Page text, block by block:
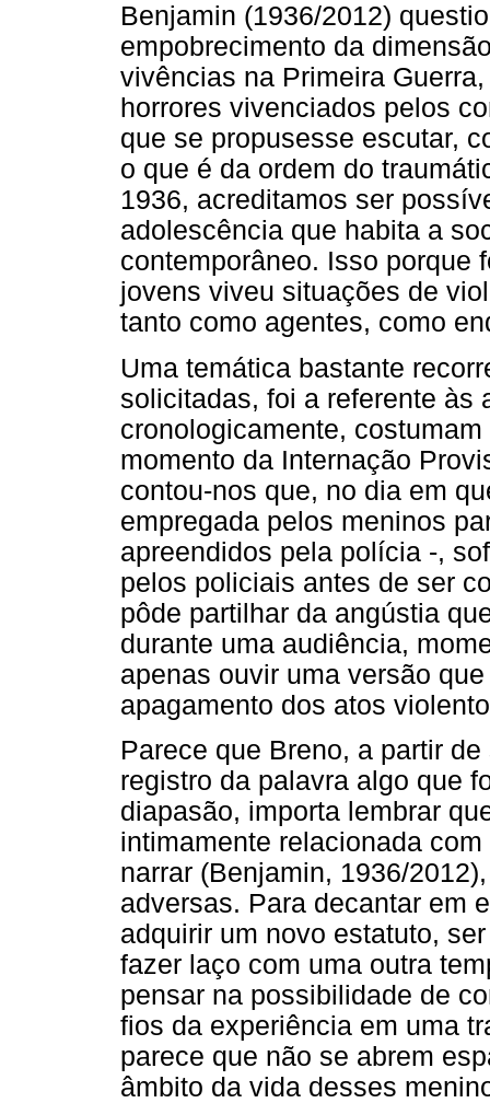
Benjamin (1936/2012)
empobrecimento da
vivências na Primeira
horrores vivenciados pelos
que se propusesse escutar,
o que é da ordem do
1936, acreditamos ser
adolescência que habita a
contemporâneo. Isso porque
jovens viveu situações de
tanto como agentes, como
Uma temática bastante
solicitadas, foi a referente às
cronologicamente,
momento da Internação
contou-nos que, no dia em
empregada pelos meninos
apreendidos pela polícia -,
pelos policiais antes de ser
pôde partilhar da angústia
durante uma audiência,
apenas ouvir uma versão
apagamento dos atos
Parece que Breno, a partir
registro da palavra algo que
diapasão, importa lembrar
intimamente relacionada
narrar (Benjamin, 1936/
adversas. Para decantar em
adquirir um novo estatuto,
fazer laço com uma outra
pensar na possibilidade de
fios da experiência em uma
parece que não se abrem
âmbito da vida desses